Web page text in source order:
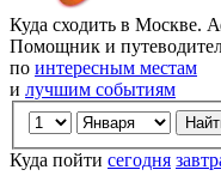
Куда сходить в Москве.
Помощник и
по интересным местам
и лучшим событиям
Куда пойти сегодня